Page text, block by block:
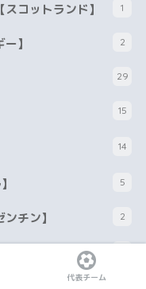
コットランド】 1
】 2
29
15
14
5
チン】 2
代表チーム